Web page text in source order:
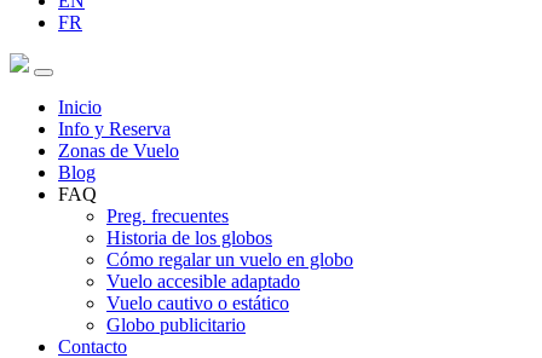
FR
Inicio
Info y Reserva
Zonas de Vuelo
Blog
FAQ
Preg. frecuentes
Historia de los globos
Cómo regalar un vuelo en globo
Vuelo accesible adaptado
Vuelo cautivo o estático
Globo publicitario
Contacto